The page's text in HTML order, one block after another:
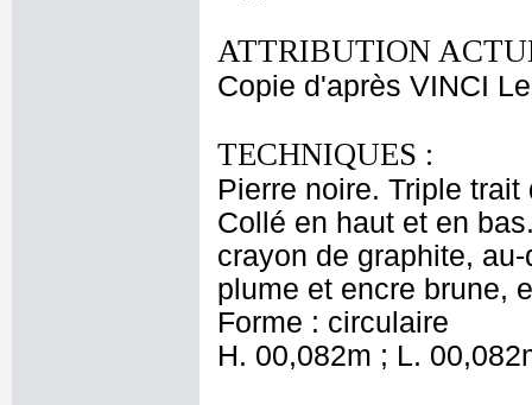
ATTRIBUTION
Copie d'après VINCI
TECHNIQUES :
Pierre noire. Triple
Collé en haut et en
crayon de graphite,
plume et encre brune,
Forme : circulaire
H. 00,082m ; L.